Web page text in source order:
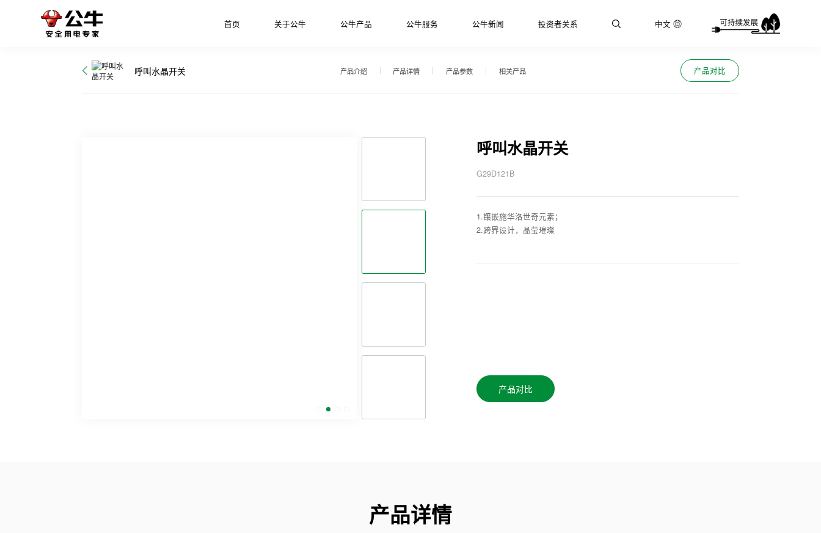
首页 关于公牛 公牛产品 公牛服务 公牛新闻 投资者关系 中文
呼叫水晶开关 产品介绍 产品详情 产品参数 相关产品 产品对比
呼叫水晶开关
G29D121B
1.镶嵌施华洛世奇元素；
2.跨界设计，晶莹璀璨
产品对比
产品详情